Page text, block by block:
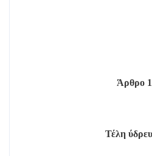
Άρθρο
Τέλη